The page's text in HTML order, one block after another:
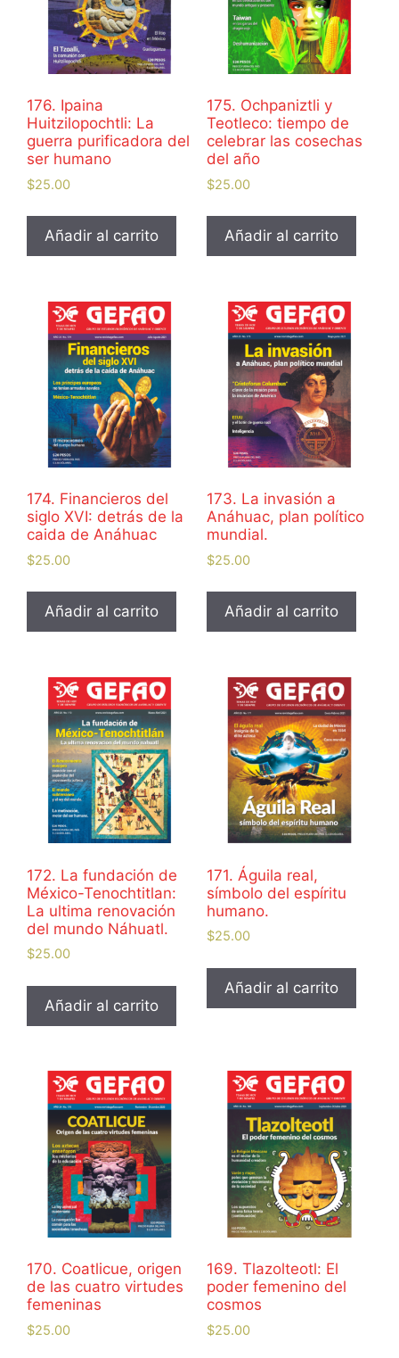
176. Ipaina
Huitzilopochtli: La
guerra purificadora del
ser humano
$25.00
Añadir al carrito
175. Ochpaniztli y
Teotleco: tiempo de
celebrar las cosechas
del año
$25.00
Añadir al carrito
174. Financieros del
siglo XVI: detrás de la
caida de Anáhuac
$25.00
Añadir al carrito
173. La invasión a
Anáhuac, plan político
mundial.
$25.00
Añadir al carrito
172. La fundación de
México-Tenochtitlan:
La ultima renovación
del mundo Náhuatl.
$25.00
Añadir al carrito
171. Águila real,
símbolo del espíritu
humano.
$25.00
Añadir al carrito
170. Coatlicue, origen
de las cuatro virtudes
femeninas
$25.00
169. Tlazolteotl: El
poder femenino del
cosmos
$25.00